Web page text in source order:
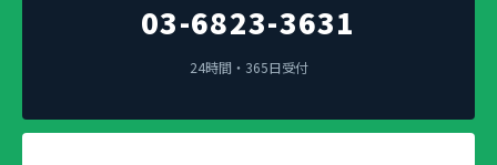
03-6823-3631
24時間・365日受付